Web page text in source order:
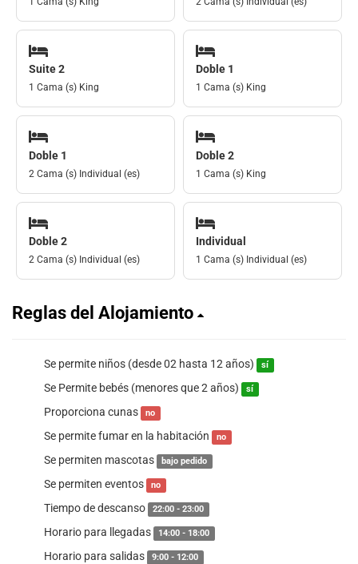
Suite 2
1 Cama (s) King
Doble 1
1 Cama (s) King
Doble 1
2 Cama (s) Individual (es)
Doble 2
1 Cama (s) King
Doble 2
2 Cama (s) Individual (es)
Individual
1 Cama (s) Individual (es)
Reglas del Alojamiento
Se permite niños (desde 02 hasta 12 años) sí
Se Permite bebés (menores que 2 años) sí
Proporciona cunas no
Se permite fumar en la habitación no
Se permiten mascotas bajo pedido
Se permiten eventos no
Tiempo de descanso 22:00 - 23:00
Horario para llegadas 14:00 - 18:00
Horario para salidas 9:00 - 12:00